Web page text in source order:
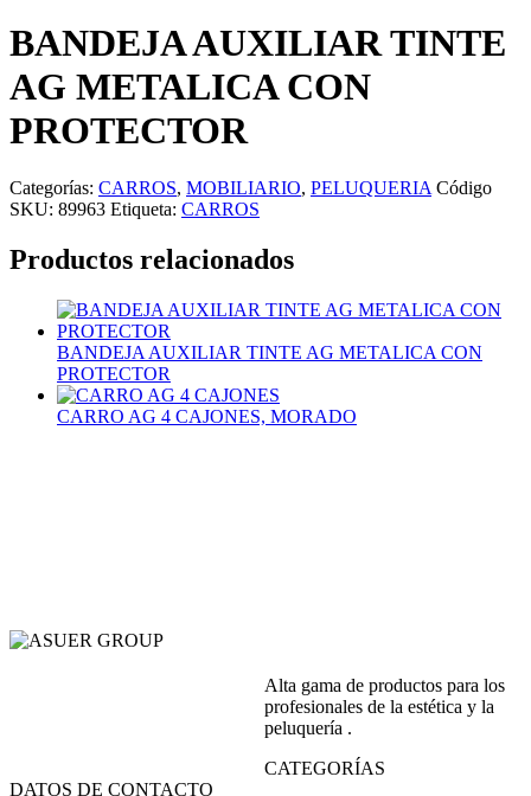
BANDEJA AUXILIAR TINTE
AG METALICA CON
PROTECTOR
Categorías: CARROS, MOBILIARIO, PELUQUERIA Código
SKU: 89963 Etiqueta: CARROS
Productos relacionados
BANDEJA AUXILIAR TINTE AG METALICA CON
PROTECTOR
CARRO AG 4 CAJONES, MORADO
Alta gama de productos para los
profesionales de la estética y la
peluquería .
CATEGORÍAS
DATOS DE CONTACTO